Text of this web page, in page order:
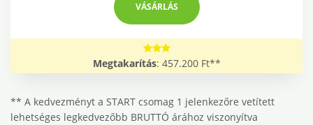
VÁSÁRLÁS
Megtakarítás: 457.200 Ft**
** A kedvezményt a START csomag 1 jelenkezőre vetített
lehetséges legkedvezőbb BRUTTÓ árához viszonyítva